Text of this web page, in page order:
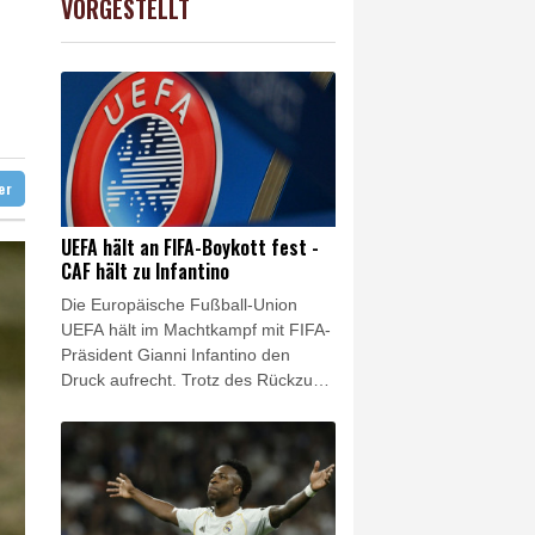
Vergeltung an
Vergeltung an
0.32%
VORGESTELLT
UEFA hält an FIFA-Boykott fest -
CAF hält zu Infantino
Die Europäische Fußball-Union
UEFA hält im Machtkampf mit FIFA-
Präsident Gianni Infantino den
Druck aufrecht. Trotz des Rückzugs
gegenüber externen Investoren hält
die UEFA an ihrem Boykott der
Wettbewerbe des Weltverbandes
fest. Das geht aus einer UEFA-
Erklärung auf SID-Anfrage vom